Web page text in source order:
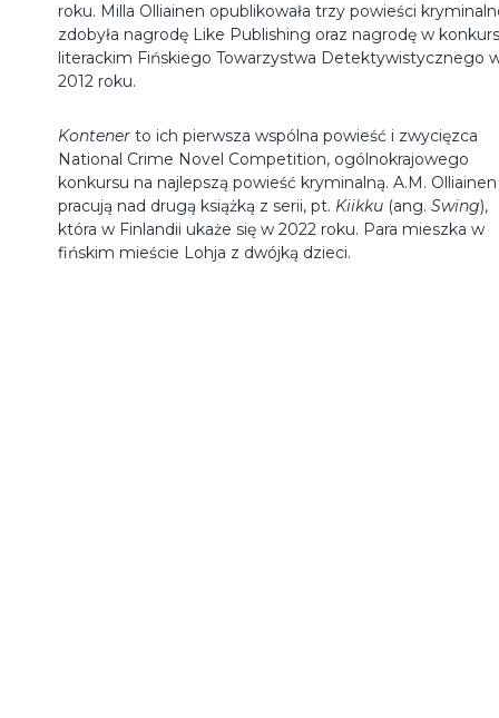
roku. Milla Olliainen opublikowała trzy powieści
zdobyła nagrodę Like Publishing oraz nagrodę w
literackim Fińskiego Towarzystwa Detektywistycznego
2012 roku.
Kontener to ich pierwsza wspólna powieść i zwycięzca
National Crime Novel Competition, ogólnokrajowego
konkursu na najlepszą powieść kryminalną. A.M. Olliainen
pracują nad drugą książką z serii, pt. Kiikku (ang. Swing),
która w Finlandii ukaże się w 2022 roku. Para mieszka w
fińskim mieście Lohja z dwójką dzieci.